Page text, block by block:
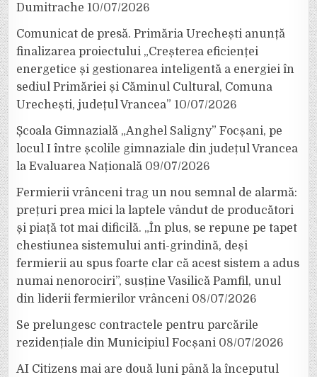
Dumitrache 10/07/2026
Comunicat de presă. Primăria Urechești anunță
finalizarea proiectului „Creșterea eficienței
energetice și gestionarea inteligentă a energiei în
sediul Primăriei și Căminul Cultural, Comuna
Urechești, județul Vrancea” 10/07/2026
Școala Gimnazială „Anghel Saligny” Focșani, pe
locul I între școlile gimnaziale din județul Vrancea
la Evaluarea Națională 09/07/2026
Fermierii vrânceni trag un nou semnal de alarmă:
prețuri prea mici la laptele vândut de producători
și piață tot mai dificilă. „În plus, se repune pe tapet
chestiunea sistemului anti-grindină, deși
fermierii au spus foarte clar că acest sistem a adus
numai nenorociri”, susține Vasilică Pamfil, unul
din liderii fermierilor vrânceni 08/07/2026
Se prelungesc contractele pentru parcările
rezidențiale din Municipiul Focșani 08/07/2026
AI Citizens mai are două luni până la începutul